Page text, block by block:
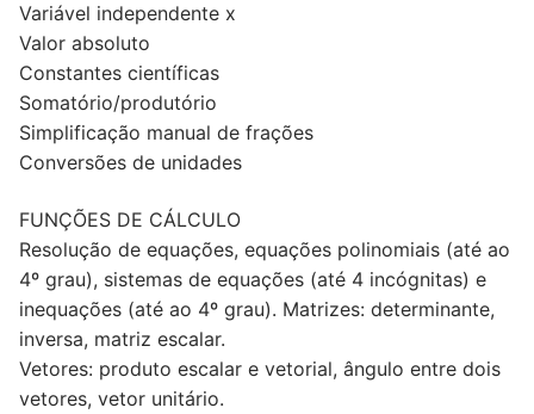
Variável independente x
Valor absoluto
Constantes científicas
Somatório/produtório
Simplificação manual de frações
Conversões de unidades
FUNÇÕES DE CÁLCULO
Resolução de equações, equações polinomiais (até ao
4º grau), sistemas de equações (até 4 incógnitas) e
inequações (até ao 4º grau). Matrizes: determinante,
inversa, matriz escalar.
Vetores: produto escalar e vetorial, ângulo entre dois
vetores, vetor unitário.